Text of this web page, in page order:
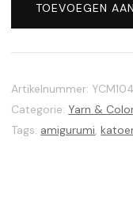
Musthave
Oatmeal
TOEVOEGEN
Artikelnummer: YCM104
Categorie: Yarn &
Tags: amigurumi,